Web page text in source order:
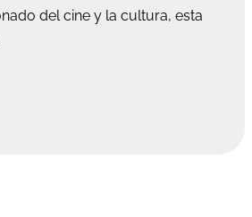
del cine y la cultura, esta